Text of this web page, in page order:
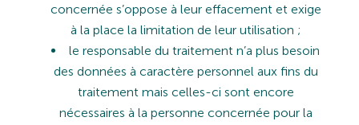
concernée s’oppose à leur effacement et exige
à la place la limitation de leur utilisation ;
le responsable du traitement n’a plus besoin
des données à caractère personnel aux fins du
traitement mais celles-ci sont encore
nécessaires à la personne concernée pour la